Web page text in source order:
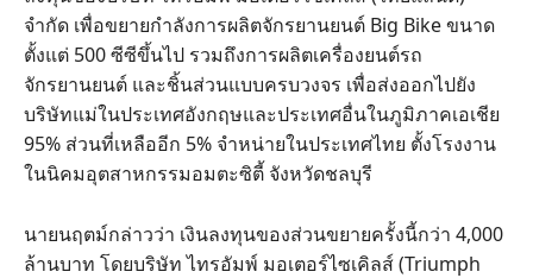
จำกัด เพื่อขยายกำลังการผลิตจักรยานยนต์ Big Bike ขนาด
ตั้งแต่ 500 ซีซีขึ้นไป รวมถึงการผลิตเครื่องยนต์รถ
จักรยานยนต์ และชิ้นส่วนแบบครบวงจร เพื่อส่งออกไปยัง
บริษัทแม่ในประเทศอังกฤษและประเทศอื่นในภูมิภาคเอเชีย
95% ส่วนที่เหลืออีก 5% จำหน่ายในประเทศไทย ตั้งโรงงาน
ในนิคมอุตสาหกรรมอมตะซิตี้ จังหวัดชลบุรี
นายนฤตม์กล่าวว่า เงินลงทุนของส่วนขยายครั้งนี้กว่า 4,000
ล้านบาท โดยบริษัท ไทรอัมพ์ มอเตอร์ไซเคิลส์ (Triumph